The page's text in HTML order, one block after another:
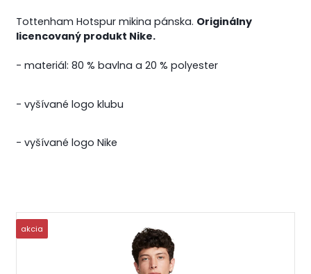
Tottenham Hotspur mikina pánska. Originálny
licencovaný produkt Nike.
- materiál: 80 % bavlna a 20 % polyester
- vyšívané logo klubu
- vyšívané logo Nike
akcia